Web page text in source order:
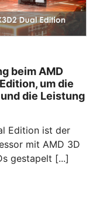
beim AMD
um die
die Leistung
Edition ist der
mit AMD 3D
gestapelt [...]